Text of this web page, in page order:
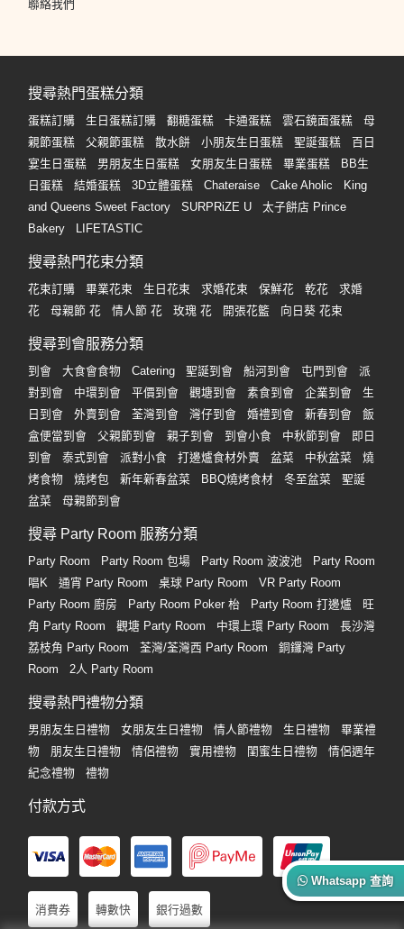
Whatsapp 查詢
聯絡我們
搜尋熱門蛋糕分類
蛋糕訂購 生日蛋糕訂購 翻糖蛋糕 卡通蛋糕 雲石鏡面蛋糕
母
親節蛋糕
父親節蛋糕 散水餅 小朋友生日蛋糕 聖誕蛋糕
百日
宴生日蛋糕
男朋友生日蛋糕 女朋友生日蛋糕 畢業蛋糕
BB生
日蛋糕
結婚蛋糕 3D立體蛋糕 Chateraise Cake Aholic
King
and Queens Sweet Factory
SURPRiZE U
太子餅店 Prince
Bakery
LIFETASTIC
搜尋熱門花束分類
花束訂購 畢業花束 生日花束 求婚花束 保鮮花 乾花
求婚
花
母親節 花 情人節 花 玫瑰 花 開張花籃 向日葵 花束
搜尋到會服務分類
到會 大食會食物 Catering 聖誕到會 船河到會 屯門到會
派
對到會
中環到會 平價到會 觀塘到會 素食到會 企業到會
生
日到會
外賣到會 荃灣到會 灣仔到會 婚禮到會 新春到會
飯
盒便當到會
父親節到會 親子到會 到會小食 中秋節到會
即日
到會
泰式到會 派對小食 打邊爐食材外賣 盆菜 中秋盆菜
燒
烤食物
燒烤包 新年新春盆菜 BBQ燒烤食材 冬至盆菜
聖誕
盆菜
母親節到會
搜尋 Party Room 服務分類
Party Room Party Room 包場 Party Room 波波池
Party Room
唱K
通宵 Party Room 桌球 Party Room
VR Party Room
Party Room 廚房
Party Room Poker 枱 Party Room 打邊爐
旺
角 Party Room
觀塘 Party Room 中環上環 Party Room
長沙灣
荔枝角 Party Room
荃灣/荃灣西 Party Room
銅鑼灣 Party
Room
2人 Party Room
搜尋熱門禮物分類
男朋友生日禮物 女朋友生日禮物 情人節禮物 生日禮物
畢業禮
物
朋友生日禮物 情侶禮物 實用禮物 閨蜜生日禮物
情侶週年
紀念禮物
禮物
付款方式
消費券 轉數快 銀行過數